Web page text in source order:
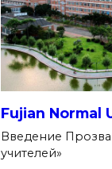
Fujian Normal
Введение
учителей»